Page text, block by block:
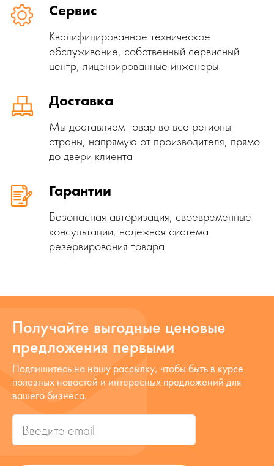
Сервис
Квалифицированное техническое
обслуживание, собственный сервисный
центр, лицензированные инженеры
Доставка
Мы доставляем товар во все регионы
страны, напрямую от производителя, прямо
до двери клиента
Гарантии
Безопасная авторизация, своевременные
консультации, надежная система
резервирования товара
Получайте выгодные ценовые
предложения первыми
Подпишитесь на нашу рассылку, чтобы быть в курсе
полезных новостей и интересных предложений для
вашего бизнеса.